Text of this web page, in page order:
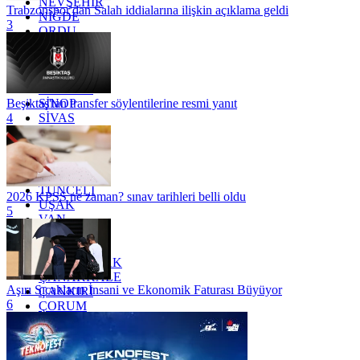
NİĞDE
ORDU
OSMANİYE
RİZE
SAKARYA
SİNOP
SİVAS
SİİRT
TEKİRDAĞ
TOKAT
TRABZON
TUNCELİ
UŞAK
VAN
YALOVA
YOZGAT
ZONGULDAK
ÇANAKKALE
ÇANKIRI
ÇORUM
İSTANBUL
İZMİR
ŞANLIURFA
Trabzonspor'dan Salah iddialarına ilişkin açıklama geldi
3
Beşiktaş'tan transfer söylentilerine resmi yanıt
4
2026 KPSS ne zaman? sınav tarihleri belli oldu
5
Aşırı Sıcakların İnsani ve Ekonomik Faturası Büyüyor
6